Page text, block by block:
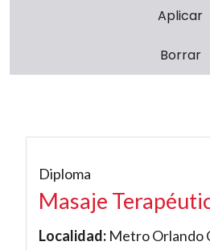
Diploma
Masaje
Localidad: Metro Orlando